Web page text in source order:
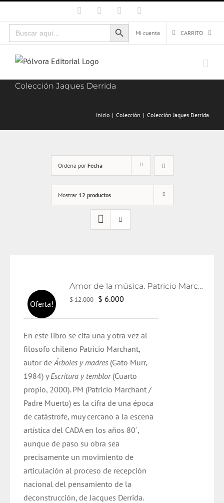
al
contenido
Facebook Instagram
Buscar:
Botón de búsqueda
Mi cuenta
CARRITO
Colección Jaques Derrida
Inicio Colección Colección Jaques Derrida
Ordena por Fecha
Mostrar 12 productos
Oferta!
Amor de la música. Patricio Marchant.
$12.000 El
era:
$ 12.000.
$ 6.000
es:
$ 6.000.
En este libro se cita una y otra vez al
filosofo chileno Patricio Marchant,
autor deÁrboles y madres (Gato Murr,
1984) yEscritura y temblor(Cuarto
propio, 2000). PM (Patricio Marchant /
Padre Muerto) es la cifra de una época
de catástrofe, muy cercano a la escena
artística del CADA en los años 80´,
aunque de paso su obra sea
precisamente un movimiento de
articulación al proceso de recepción
nacional del pensamiento de la
deconstrucción, de Jacques Derrida.